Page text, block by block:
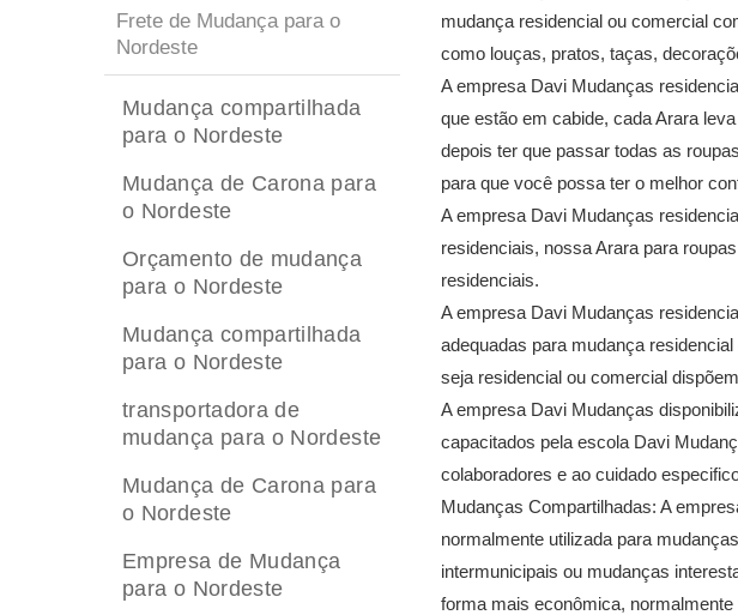
Frete de Mudança para o
Nordeste
Mudança compartilhada
para o Nordeste
Mudança de Carona para
o Nordeste
Orçamento de mudança
para o Nordeste
Mudança compartilhada
para o Nordeste
transportadora de
mudança para o Nordeste
Mudança de Carona para
o Nordeste
Empresa de Mudança
para o Nordeste
mudança residencial ou comercial
como louças, pratos, taças,
A empresa Davi Mudanças
que estão em cabide, cada Arara
depois ter que passar todas as
para que você possa ter o melhor
A empresa Davi Mudanças
residenciais, nossa Arara para
residenciais.
A empresa Davi Mudanças
adequadas para mudança
seja residencial ou comercial
A empresa Davi Mudanças
capacitados pela escola Davi
colaboradores e ao cuidado
Mudanças Compartilhadas: A
normalmente utilizada para
intermunicipais ou mudanças
forma mais econômica,